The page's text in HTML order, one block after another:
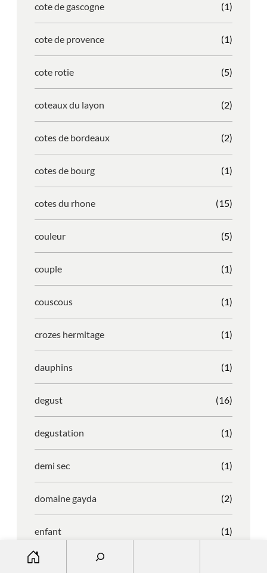
cote de gascogne (1)
cote de provence (1)
cote rotie (5)
coteaux du layon (2)
cotes de bordeaux (2)
cotes de bourg (1)
cotes du rhone (15)
couleur (5)
couple (1)
couscous (1)
crozes hermitage (1)
dauphins (1)
degust (16)
degustation (1)
demi sec (1)
domaine gayda (2)
enfant (1)
entreprise